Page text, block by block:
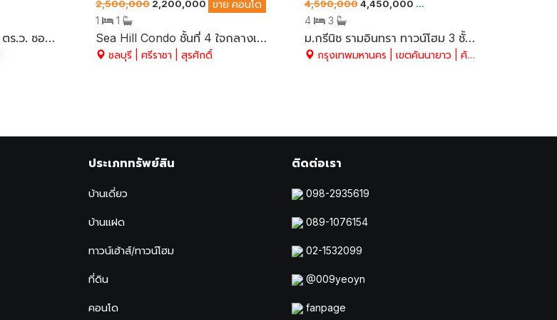
ที่ดินแปลงมุม สวย 127 ตร.ว. ซอยข้างบุญถาวร บางเสร่ ขายถูก ติดถนนสาธารณะทั้ง 2 ด้าน ล้อมรั้วพร้อมปลูกสร้างบ้าน อ.สัตหีบ จ.ชลบุรี
2,500,000 2,200,000 ขาย คอนโด
1
1
Sea Hill Condo ชั้นที่ 4 ใจกลางเมืองศรีราชา ติดถนนสุขุมวิท เดินทางสะดวก วิวภูเขาเขาพร้อมกับวิวทะเล เนื้อที่ 42.73 ตรม. สวย คุ้ม มี 1 ห้องนอน 1 ห้องน้ำ อ.ศรีราชา จ.ชลบุรี
ชลบุรี | ศรีราชา | สุรศักดิ์
4,590,000 4,450,000 ขาย
4
3
ม.กรีนิช รามอินทรา ทาวน์โฮม 3 ชั้น สไตล์โมเดิร์น ติดถนนรามอินทราช่วงกม.12 Renovate ใหม่ พร้อมอยู่ ต่อเติมหน้า-หลัง ครบฟังก์ชั่นการใช้งาน พร้อมเฟอร์ฯ Built-in
กรุงเทพมหานคร | เขตคันนายาว | คันนายาว
ประเภททรัพย์สิน
บ้านเดี่ยว
บ้านแฝด
ทาวน์เฮ้าส์/ทาวน์โฮม
ที่ดิน
คอนโด
ติดต่อเรา
098-2935619
089-1076154
02-1532099
@009yeoyn
fanpage